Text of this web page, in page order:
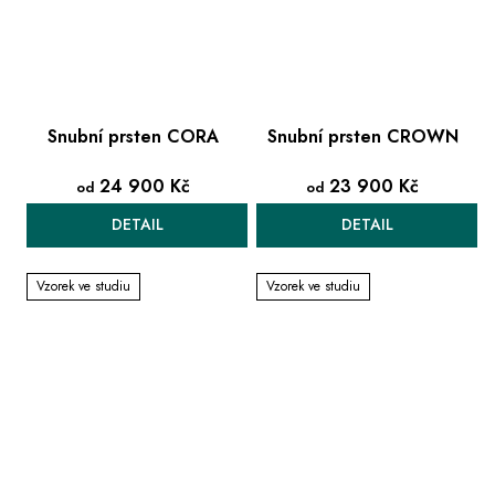
Snubní prsten CORA
od24 900 Kč
DETAIL
Snubní prsten CROWN
od 23 900 Kč
DETAIL
Vzorek ve studiu Vzorek ve studiu